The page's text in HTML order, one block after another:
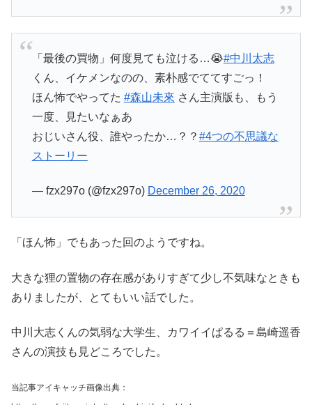
「最後の買物」何度見ても泣ける…😭#中川太志
くん、イケメンなのの、素朴感でててすごっ！
ほん怖でやってた #森山未來 さん主演版も、もう
一度、見たいなぁあ
おじいさん役、誰やったか…？？ #4つの不思議な
ストーリー
— fzx297o (@fzx297o) December 26, 2020
「ほん怖」でもあった回のようですね。
大きな狸の置物の存在感がありすぎて少し不気味なときも
ありましたが、とてもいい話でした。
中川大志くんの気弱な大学生、カワイイぱるる＝島崎遥香
さんの演技も見どころでした。
当記事アイキャッチ画像出典：